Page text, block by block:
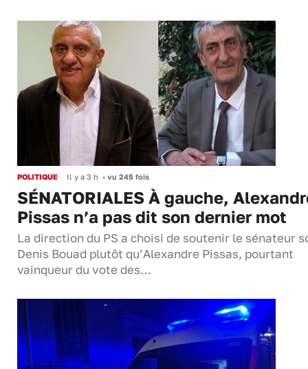
POLITIQUE Il y a 3 h • vu 245 fois
SÉNATORIALES À gauche,
Pissas n’a pas dit son dernier mot
La direction du PS a choisi de soutenir le sénateur
Denis Bouad plutôt qu’Alexandre Pissas, pourtant
vainqueur du vote des…